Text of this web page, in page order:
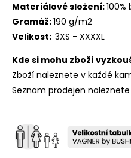
Materiálové složení:100%
Gramáž:190 g/m2
Velikost: 3XS - XXXXL
Kde si mohu zboží
Zboží naleznete v každé
Seznam prodejen